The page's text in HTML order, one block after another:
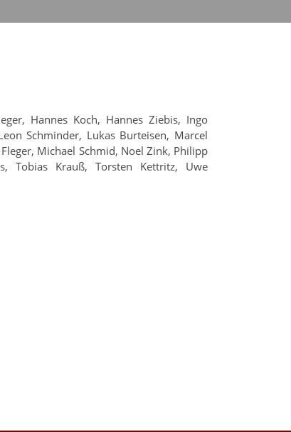
Hannes Koch, Hannes Ziebis, Ingo
Schminder, Lukas Burteisen, Marcel
Michael Schmid, Noel Zink, Philipp
Tobias Krauß, Torsten Kettritz, Uwe